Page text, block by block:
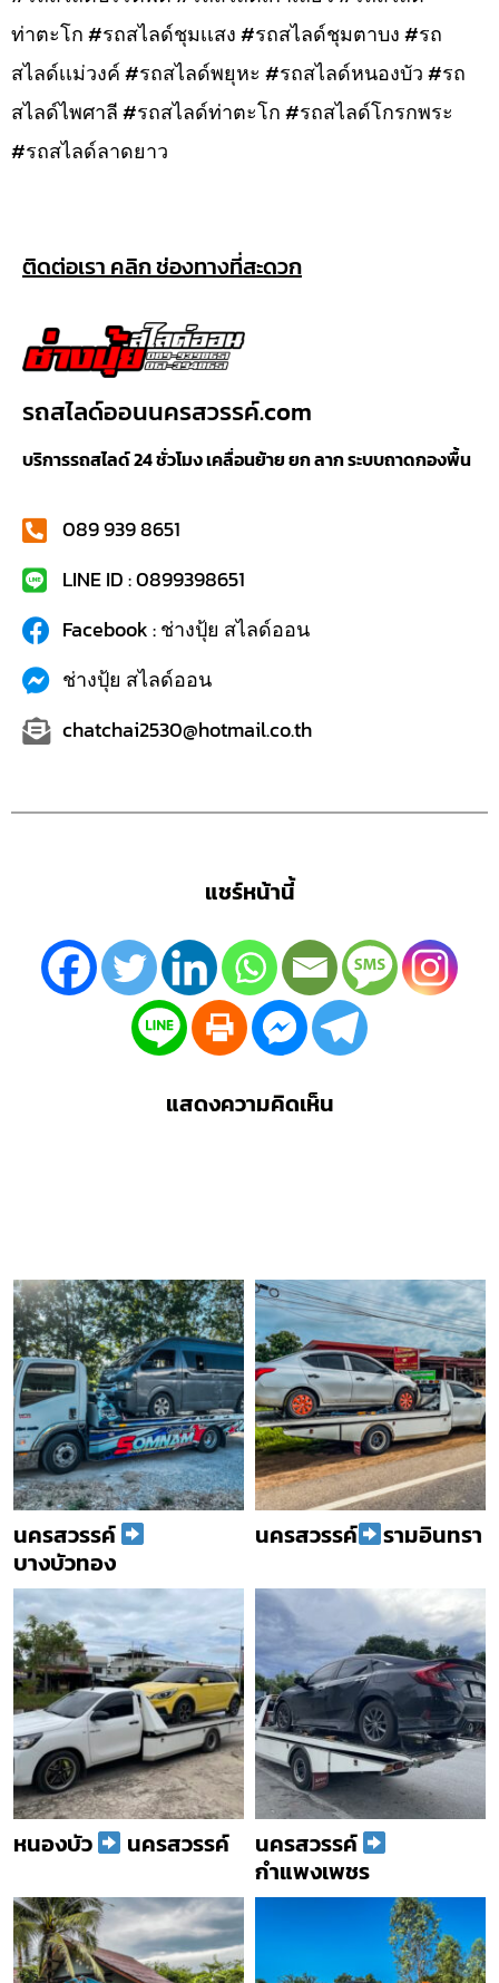
ท่าตะโก #รถสไลด์ชุมเเสง #รถสไลด์ชุมตาบง #รถ
สไลด์เเม่วงค์ #รถสไลด์พยุหะ #รถสไลด์หนองบัว #รถ
สไลด์ไพศาลี #รถสไลด์ท่าตะโก #รถสไลด์โกรกพระ
#รถสไลด์ลาดยาว
ติดต่อเรา คลิก ช่องทางที่สะดวก
รถสไลด์ออนนครสวรรค์.com
บริการรถสไลด์ 24 ชั่วโมง เคลื่อนย้าย ยก ลาก ระบบถาดกองพื้น
089 939 8651
LINE ID : 0899398651
Facebook : ช่างปุ้ย สไลด์ออน
ช่างปุ้ย สไลด์ออน
chatchai2530@hotmail.co.th
แชร์หน้านี้
แสดงความคิดเห็น
นครสวรรค์
บางบัวทอง
นครสวรรค์ รามอินทรา
หนองบัว นครสวรรค์
นครสวรรค์
กำแพงเพชร